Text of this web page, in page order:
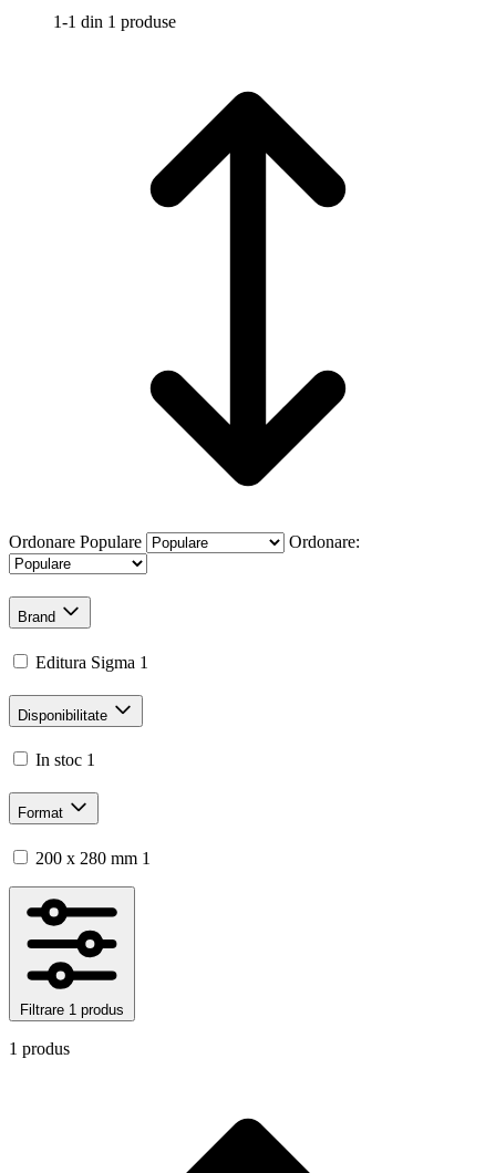
1-1 din 1 produse
Ordonare Populare Ordonare:
Brand
Editura Sigma 1
Disponibilitate
In stoc 1
Format
200 x 280 mm 1
Filtrare 1 produs
1 produs